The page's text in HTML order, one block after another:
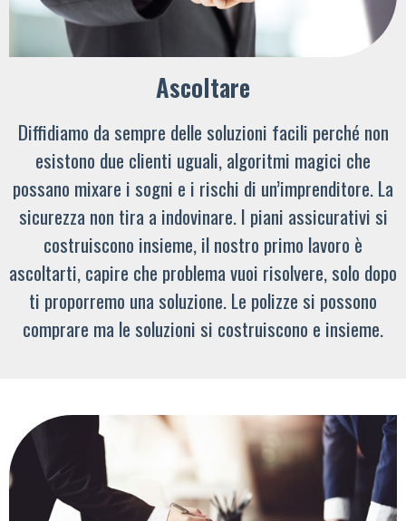
Ascoltare
Diffidiamo da sempre delle soluzioni facili perché non
esistono due clienti uguali, algoritmi magici che
possano mixare i sogni e i rischi di un’imprenditore. La
sicurezza non tira a indovinare. I piani assicurativi si
costruiscono insieme, il nostro primo lavoro è
ascoltarti, capire che problema vuoi risolvere, solo dopo
ti proporremo una soluzione. Le polizze si possono
comprare ma le soluzioni si costruiscono e insieme.